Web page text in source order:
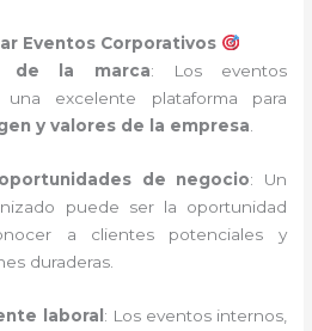
Eventos Corporativos
de la marca: Los eventos
una excelente plataforma para
y valores de la empresa
de negocio: Un
puede ser la oportunidad
a clientes potenciales y
duraderas.
laboral : Los eventos internos,